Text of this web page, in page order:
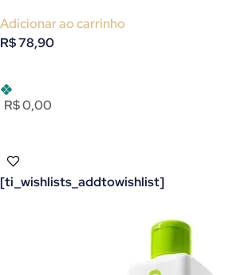
Adicionar ao carrinho
R$78,90
R$ 0,00
[ti_wishlists_addtowishlist]